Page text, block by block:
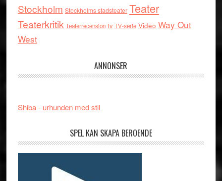
Stockholm Stockholms stadsteater Teater
Teaterkritik Teaterrecension tv TV-serie Video Way Out
West
ANNONSER
Shiba - urhunden med stil
SPEL KAN SKAPA BEROENDE